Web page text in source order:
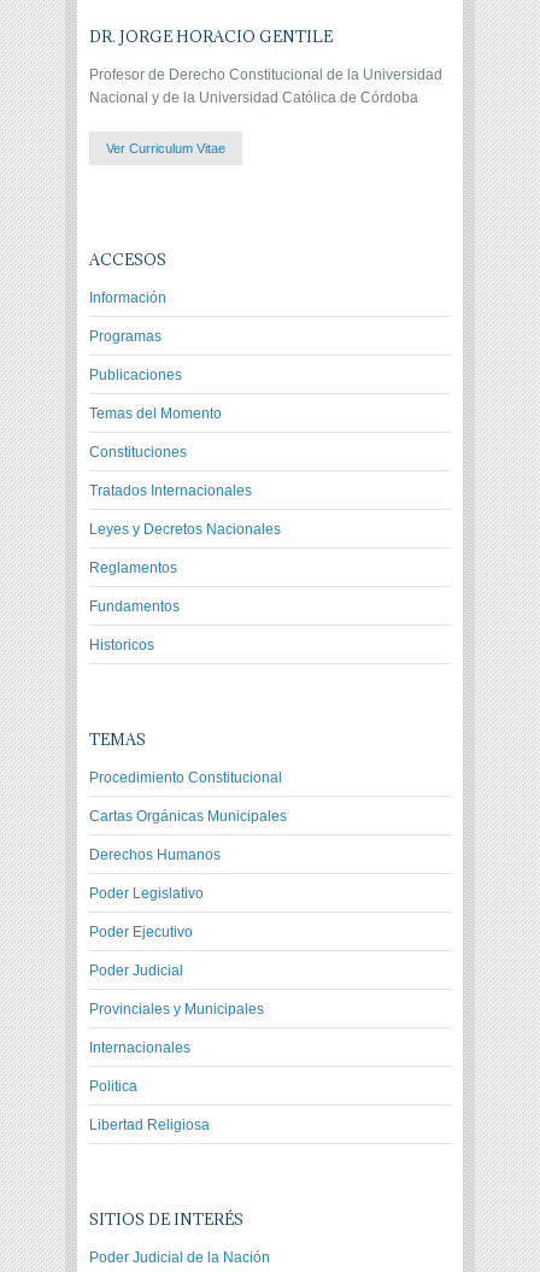
DR. JORGE HORACIO GENTILE
Profesor de Derecho Constitucional de la Universidad
Nacional y de la Universidad Católica de Córdoba
Ver Curriculum Vitae
ACCESOS
Información
Programas
Publicaciones
Temas del Momento
Constituciones
Tratados Internacionales
Leyes y Decretos Nacionales
Reglamentos
Fundamentos
Historicos
TEMAS
Procedimiento Constitucional
Cartas Orgánicas Municipales
Derechos Humanos
Poder Legislativo
Poder Ejecutivo
Poder Judicial
Provinciales y Municipales
Internacionales
Politica
Libertad Religiosa
SITIOS DE INTERÉS
Poder Judicial de la Nación